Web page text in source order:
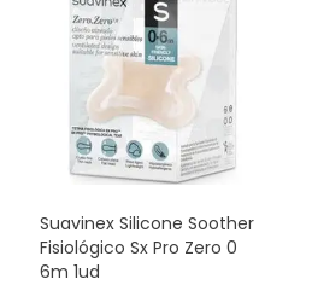
Suavinex Silicone Soother
Fisiológico Sx Pro Zero 0
6m 1ud